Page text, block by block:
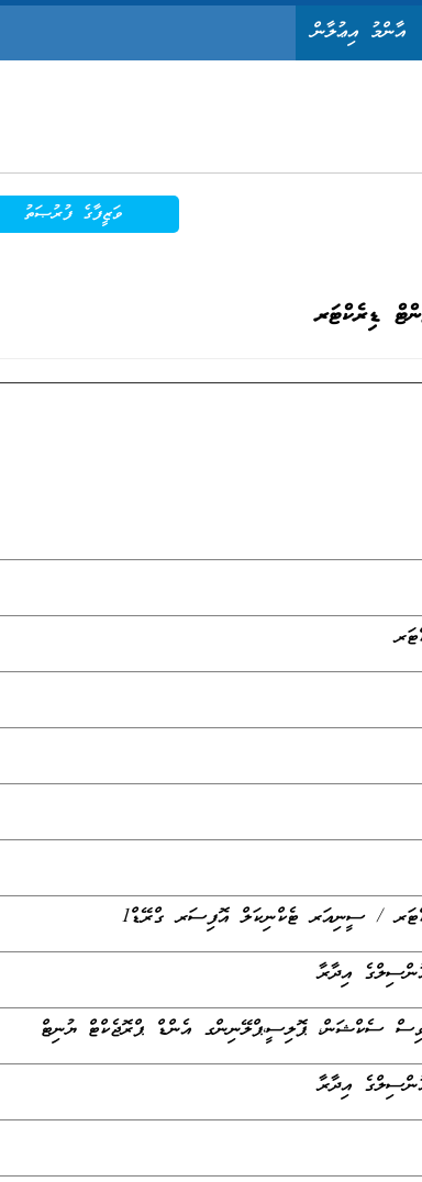
އާންމު އިޢުލާން
ވަޒީފާގެ ފުރުޞަތު
ޑިރެކްޓަރ
/ ސީނިއަރ ޓެކްނިކަލް އޮފިސަރ ގްރޭޑް1
އިދާރާ
ސެކްޝަން، ޕޮލިސީ،ޕްލޭނިންގ އެންޑް ޕްރޮޖެކްޓް ޔުނިޓް
އިދާރާ